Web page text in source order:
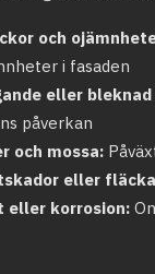
och
i fasaden
eller
påverkan
och mossa:
eller
eller korrosion: